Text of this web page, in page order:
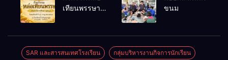
พนักงาน
เทียนพรรษา
ขนม
SAR และสารสนเทศโรงเรียน กลุ่มบริหารงานกิจการนักเรียน